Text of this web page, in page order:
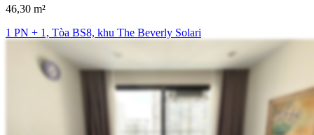
46,30 m²
1 PN + 1, Tòa BS8, khu The Beverly Solari